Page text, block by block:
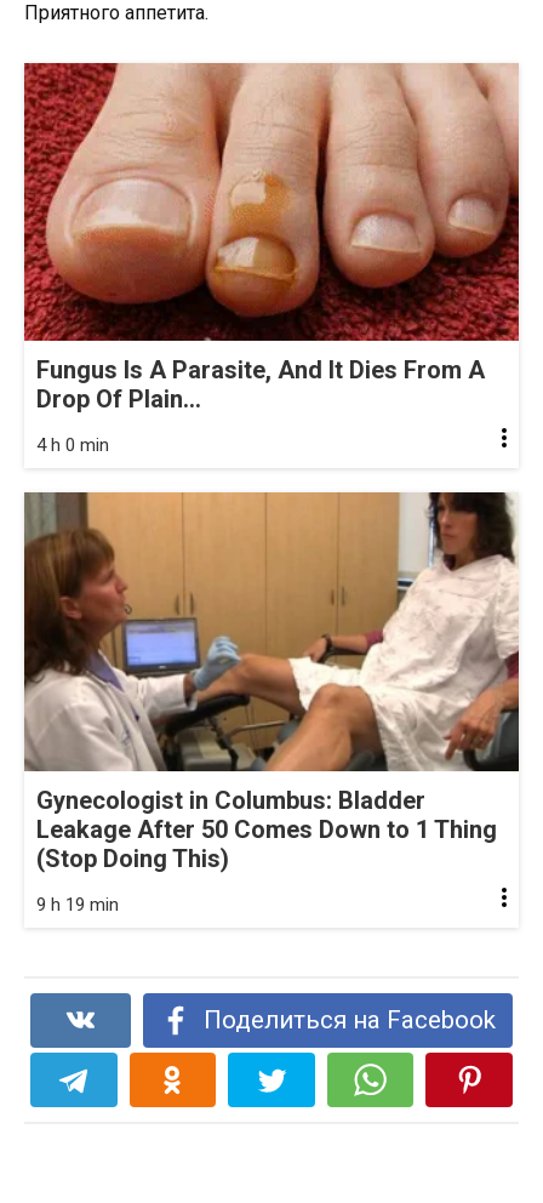
Приятного аппетита.
Fungus Is A Parasite, And It Dies From A
Drop Of Plain...
4 h 0 min
Gynecologist in Columbus: Bladder
Leakage After 50 Comes Down to 1 Thing
(Stop Doing This)
9 h 19 min
Поделиться на Facebook